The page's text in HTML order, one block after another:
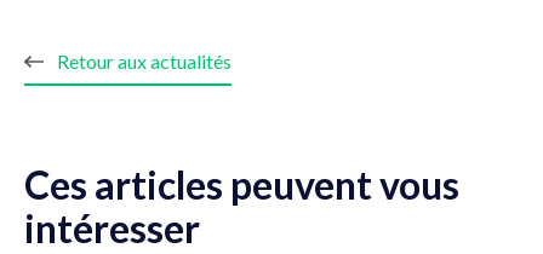
Retour aux actualités
Ces articles peuvent vous
intéresser